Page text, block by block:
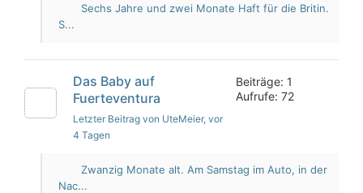
Sechs Jahre und zwei Monate Haft für die Britin.
S...
Das Baby auf
Fuerteventura
Letzter Beitrag von UteMeier, vor
4 Tagen
Beiträge: 1
Aufrufe: 72
Zwanzig Monate alt. Am Samstag im Auto, in der
Nac...